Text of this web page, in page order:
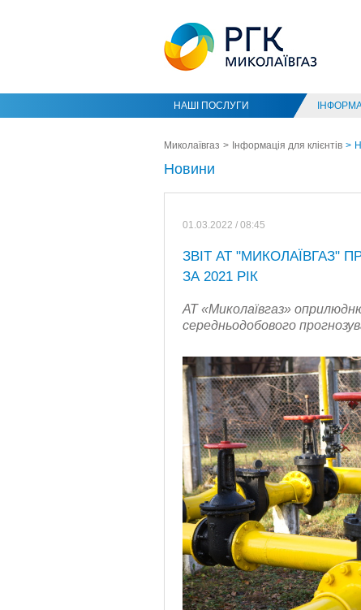
НАШІ ПОСЛУГИ
Миколаївгаз Інформація для клієнтів
Новини
01.03.2022 / 08:45
ЗВІТ АТ "МИКОЛАЇВГАЗ"
ЗА 2021 РІК
АТ «Миколаївгаз»
середньодобового